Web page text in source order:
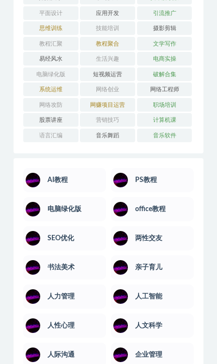
平面设计 应用开发 引流推广
思维训练 技能培训 摄影剪辑
教程汇聚 教程聚合 文学写作
易经风水 生活兴趣 电商实操
电脑绿化版 短视频运营 破解合集
系统运维 网络创业 网络工程师
网络攻防 网赚项目运营 职场培训
股票讲座 营销技巧 计算机课
语言汇编 音乐舞蹈 音乐软件
AI教程 PS教程
电脑绿化版 office教程
SEO优化 两性交友
书法美术 亲子育儿
人力管理 人工智能
人性心理 人文科学
人际沟通 企业管理